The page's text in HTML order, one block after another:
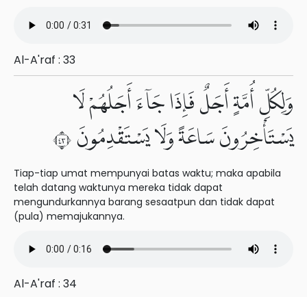
Al-A'raf : 33
وَلِكُلِّ أُمَّةٍ أَجَلٌ فَإِذَا جَآءَ أَجَلُهُمْ لَا
يَسْتَأْخِرُونَ سَاعَةً وَلَا يَسْتَقْدِمُونَ ٣٤
Tiap-tiap umat mempunyai batas waktu; maka apabila
telah datang waktunya mereka tidak dapat
mengundurkannya barang sesaatpun dan tidak dapat
(pula) memajukannya.
Al-A'raf : 34